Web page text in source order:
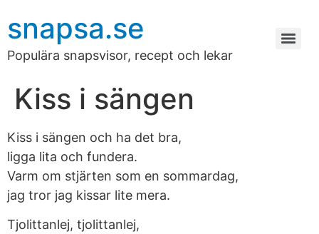
snapsa.se
Populära snapsvisor, recept och lekar
Kiss i sängen
Kiss i sängen och ha det bra,
ligga lita och fundera.
Varm om stjärten som en sommardag,
jag tror jag kissar lite mera.
Tjolittanlej, tjolittanlej,